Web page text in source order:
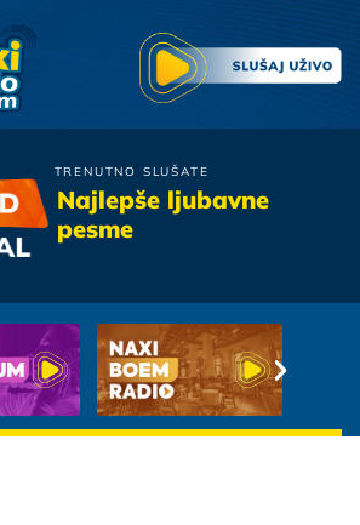
TRENUTNO SLUŠATE
Najlepše ljubavne
pesme
Zana